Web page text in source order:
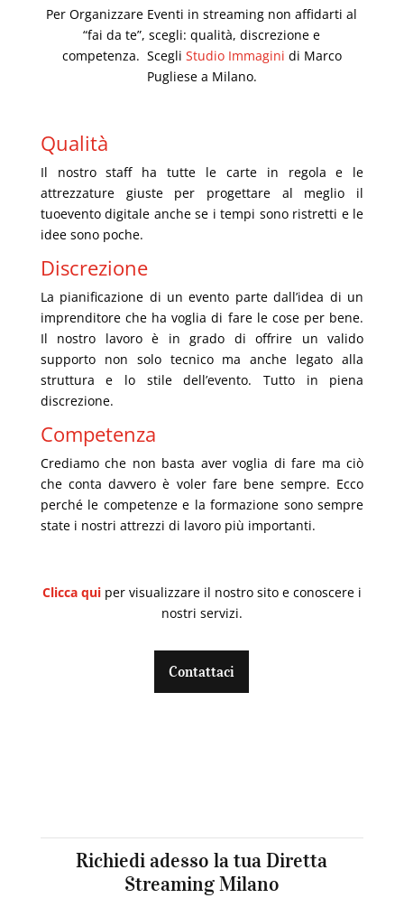
Per Organizzare Eventi in streaming non affidartial
“fai da te”, scegli:qualità, discrezione e
competenza. Scegli Studio Immagini di Marco
Pugliese a Milano.
Qualità
Il nostro staff ha tutte le carte in regola e le
attrezzature giuste per progettare al meglio il
tuoevento digitale anche se i tempi sono ristretti e le
idee sono poche.
Discrezione
La pianificazione di un evento parte dall’idea di un
imprenditore che ha voglia di fare le cose per bene.
Il nostro lavoro è in grado dioffrire un valido
supporto non solo tecnico ma anche legato alla
struttura e lo stile dell’evento. Tutto in piena
discrezione.
Competenza
Crediamo che non basta aver voglia di fare ma ciò
che contadavvero è voler farebene sempre. Ecco
perché le competenze e la formazione sono sempre
state i nostri attrezzi di lavoropiù importanti.
Clicca quiper visualizzare il nostro sito e conoscere i
nostri servizi.
Contattaci
Richiedi adesso la tua Diretta
Streaming Milano